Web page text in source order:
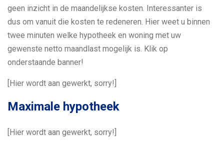
geen inzicht in de maandelijkse kosten. Interessanter is
dus om vanuit die kosten te redeneren. Hier weet u binnen
twee minuten welke hypotheek en woning met uw
gewenste netto maandlast mogelijk is. Klik op
onderstaande banner!
[Hier wordt aan gewerkt, sorry!]
Maximale hypotheek
[Hier wordt aan gewerkt, sorry!]